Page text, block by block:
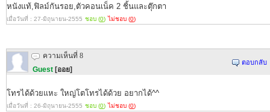
หนังแท้,ฟิลม์กันรอย,ตัวคอนเน็ค 2 ชิ้นและตุ๊กตา
เมื่อวันที่ : 27-มิถุนายน-2555 ชอบ (0) ไม่ชอบ (0)
ความเห็นที่ 8
Guest [ออย]
ตอบกลับ
โทรได้ด้วยแหะ ใหญ่โตโทรได้ด้วย อยากได้^^
เมื่อวันที่ : 26-มิถุนายน-2555 ชอบ (0) ไม่ชอบ (0)